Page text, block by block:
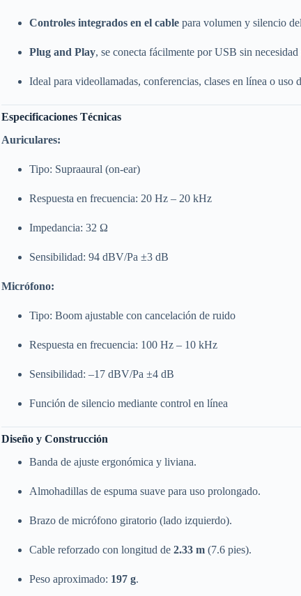
Controles integrados en el cablepara volumen y silencio
Plug and Play, se conecta fácilmente por USB sin necesidad
Ideal para videollamadas, conferencias, clases en línea o uso
Especificaciones Técnicas
Auriculares:
Tipo: Supraaural (on-ear)
Respuesta en frecuencia: 20 Hz – 20 kHz
Impedancia: 32 Ω
Sensibilidad: 94 dBV/Pa ±3 dB
Micrófono:
Tipo: Boom ajustable con cancelación de ruido
Respuesta en frecuencia: 100 Hz – 10 kHz
Sensibilidad: –17 dBV/Pa ±4 dB
Función de silencio mediante control en línea
Diseño y Construcción
Banda de ajuste ergonómica y liviana.
Almohadillas de espuma suave para uso prolongado.
Brazo de micrófono giratorio (lado izquierdo).
Cable reforzado con longitud de 2.33 m(7.6 pies).
Peso aproximado: 197 g.